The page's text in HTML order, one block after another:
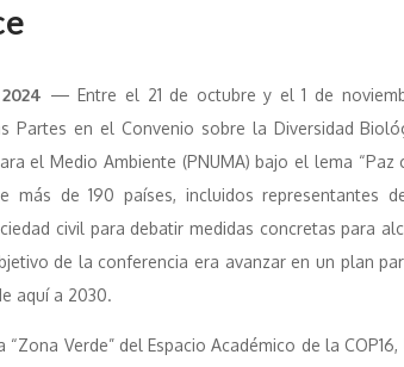
— Entre el 21 de octubre y el 1 de
Partes en el Convenio sobre la Diversidad
el Medio Ambiente (PNUMA) bajo el lema “Paz
de 190 países, incluidos representantes
civil para debatir medidas concretas para
de la conferencia era avanzar en un plan
aquí a 2030.
Verde” del Espacio Académico de la